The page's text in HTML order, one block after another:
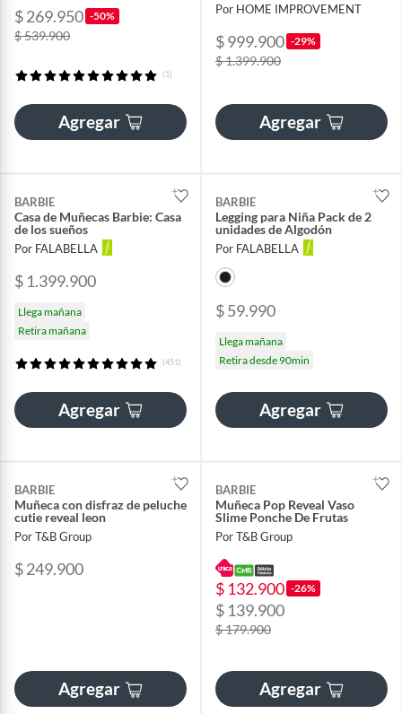
$ 269.950 -50%
$ 539.900
(1)
Agregar
Por HOME IMPROVEMENT
$ 999.900 -29%
$ 1.399.900
Agregar
BARBIE
Casa de Muñecas Barbie: Casa
de los sueños
Por FALABELLA
$ 1.399.900
Llega mañana
Retira mañana
(451)
Agregar
BARBIE
Legging para Niña Pack de 2
unidades de Algodón
Por FALABELLA
$ 59.990
Llega mañana
Retira desde 90min
Agregar
BARBIE
Muñeca con disfraz de peluche
cutie reveal leon
Por T&B Group
$ 249.900
Agregar
BARBIE
Muñeca Pop Reveal Vaso
Slime Ponche De Frutas
Por T&B Group
$ 132.900 -26%
$ 139.900
$ 179.900
Agregar